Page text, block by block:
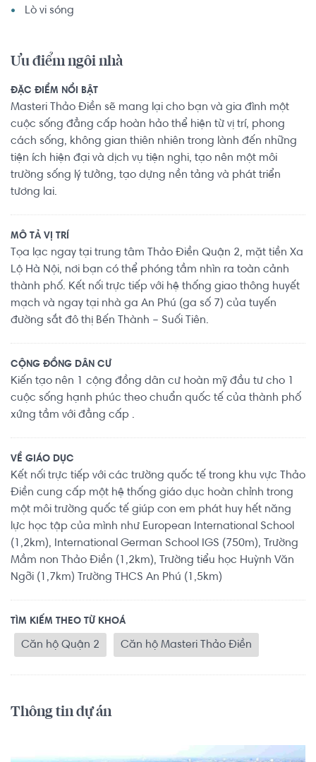
Lò vi sóng
Ưu điểm ngôi nhà
ĐẶC ĐIỂM NỔI BẬT
Masteri Thảo Điền sẽ mang lại cho bạn và gia đình một
cuộc sống đẳng cấp hoàn hảo thể hiện từ vị trí, phong
cách sống, không gian thiên nhiên trong lành đến những
tiện ích hiện đại và dịch vụ tiện nghi, tạo nên một môi
trường sống lý tưởng, tạo dựng nền tảng và phát triển
tương lai.
MÔ TẢ VỊ TRÍ
Tọa lạc ngay tại trung tâm Thảo Điền Quận 2, mặt tiền Xa
Lộ Hà Nội, nơi bạn có thể phóng tầm nhìn ra toàn cảnh
thành phố. Kết nối trực tiếp với hệ thống giao thông huyết
mạch và ngay tại nhà ga An Phú (ga số 7) của tuyến
đường sắt đô thị Bến Thành – Suối Tiên.
CỘNG ĐỒNG DÂN CƯ
Kiến tạo nên 1 cộng đồng dân cư hoàn mỹ đầu tư cho 1
cuộc sống hạnh phúc theo chuẩn quốc tế của thành phố
xứng tầm với đẳng cấp .
VỀ GIÁO DỤC
Kết nối trực tiếp với các trường quốc tế trong khu vực Thảo
Điền cung cấp một hệ thống giáo dục hoàn chỉnh trong
một môi trường quốc tế giúp con em phát huy hết năng
lực học tập của mình như European International School
(1,2km), International German School IGS (750m), Trường
Mầm non Thảo Điền (1,2km), Trường tiểu học Huỳnh Văn
Ngỡi (1,7km) Trường THCS An Phú (1,5km)
TÌM KIẾM THEO TỪ KHOÁ
Căn hộ Quận 2 Căn hộ Masteri Thảo Điền
Thông tin dự án